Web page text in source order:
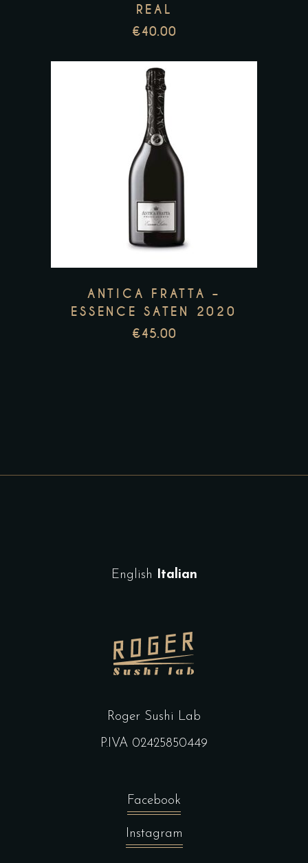
REAL
€40.00
ANTICA FRATTA –
ESSENCE SATEN 2020
€45.00
English Italian
Roger Sushi Lab
P.IVA 02425850449
Facebook
Instagram